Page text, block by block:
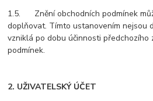
1.5. Znění obchodních podmínek
doplňovat. Tímto ustanovením nejsou
vzniklá po dobu účinnosti předchozího
podmínek.
2. UŽIVATELSKÝ ÚČET